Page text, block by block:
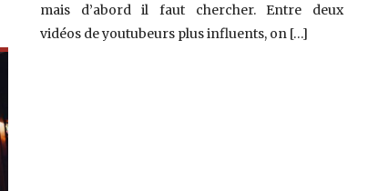
mais d’abord il faut chercher. Entre deux
vidéos de youtubeurs plus influents, on […]